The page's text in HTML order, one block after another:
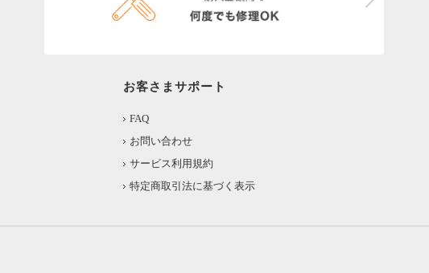
お客さまサポート
FAQ
お問い合わせ
サービス利用規約
特定商取引法に基づく表示